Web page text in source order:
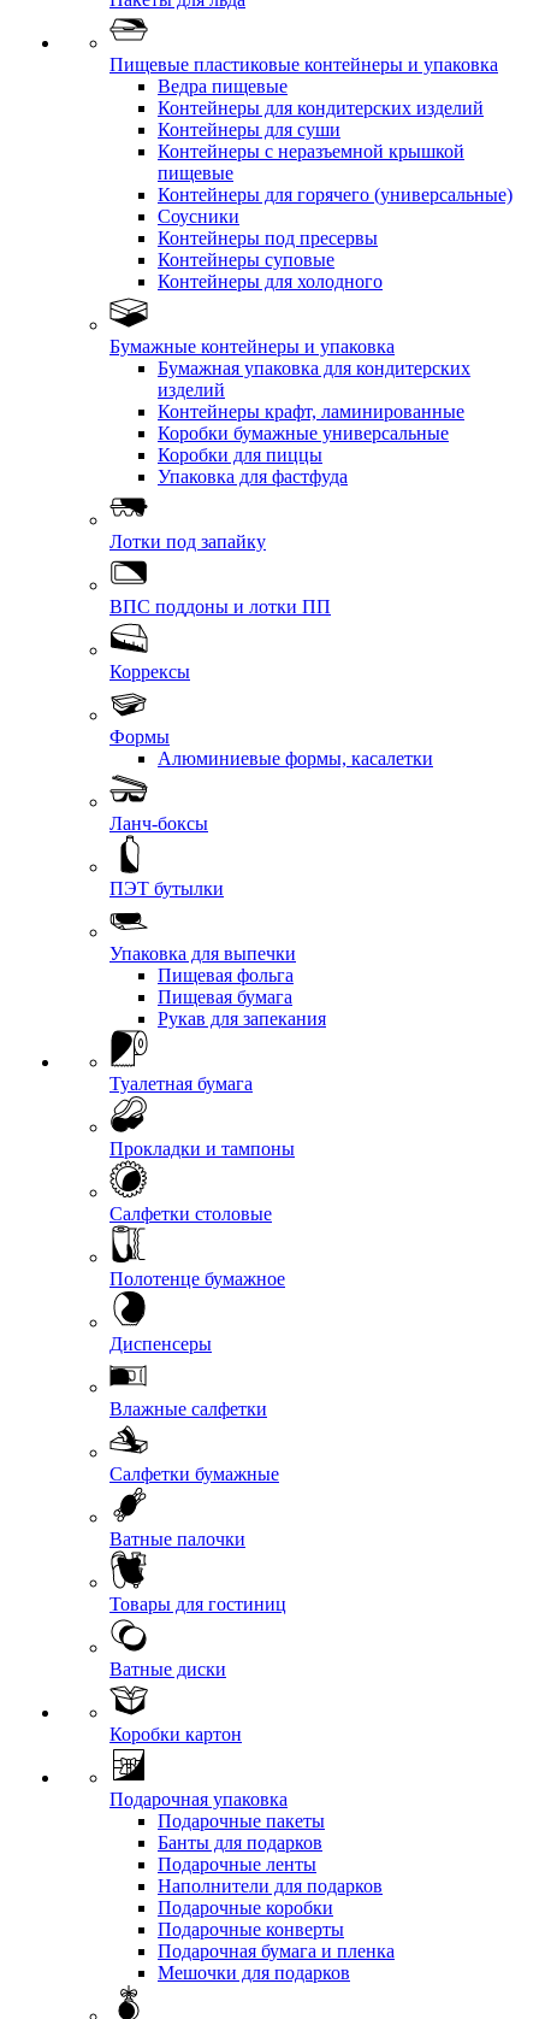
Пищевые пластиковые контейнеры и упаковка
Ведра пищевые
Контейнеры для кондитерских изделий
Контейнеры для суши
Контейнеры с неразъемной крышкой
пищевые
Контейнеры для горячего (универсальные)
Соусники
Контейнеры под пресервы
Контейнеры суповые
Контейнеры для холодного
Бумажные контейнеры и упаковка
Бумажная упаковка для кондитерских
изделий
Контейнеры крафт, ламинированные
Коробки бумажные универсальные
Коробки для пиццы
Упаковка для фастфуда
Лотки под запайку
ВПС поддоны и лотки ПП
Коррексы
Формы
Алюминиевые формы, касалетки
Ланч-боксы
ПЭТ бутылки
Упаковка для выпечки
Пищевая фольга
Пищевая бумага
Рукав для запекания
Туалетная бумага
Прокладки и тампоны
Салфетки столовые
Полотенце бумажное
Диспенсеры
Влажные салфетки
Салфетки бумажные
Ватные палочки
Товары для гостиниц
Ватные диски
Коробки картон
Подарочная упаковка
Подарочные пакеты
Банты для подарков
Подарочные ленты
Наполнители для подарков
Подарочные коробки
Подарочные конверты
Подарочная бумага и пленка
Мешочки для подарков